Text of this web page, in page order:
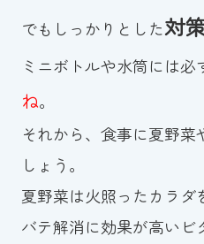
でもしっかりとした対
ミニボトルや水筒には必
ね。
それから、食事に夏野菜
しょう。
夏野菜は火照ったカラ
バテ解消に効果が高いビ